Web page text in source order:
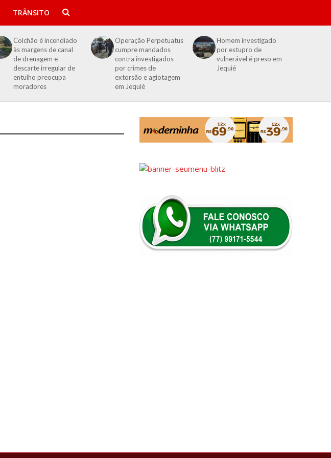
TRÂNSITO
Colchão é incendiado
às margens de canal
de drenagem e
descarte irregular de
entulho preocupa
moradores
Operação Perpetuatus
cumpre mandados
contra investigados
por crimes de
extorsão e agiotagem
em Jequié
Homem investigado
por estupro de
vulnerável é preso em
Jequié